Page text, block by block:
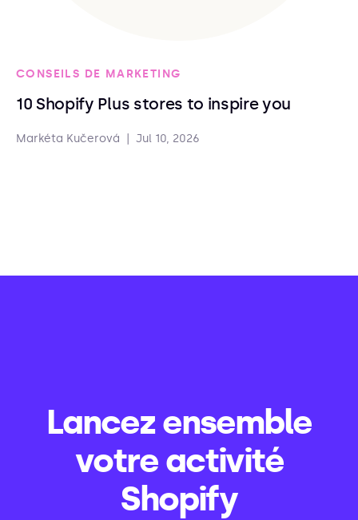
CONSEILS DE MARKETING
10 Shopify Plus stores to inspire you
Markéta Kučerová Jul 10, 2026
Lancez ensemble
votre activité
Shopify